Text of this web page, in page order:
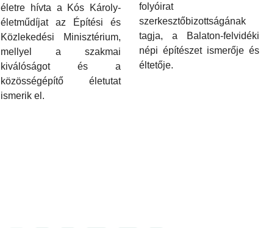
életre hívta a Kós Károly-
életműdíjat az Építési és
Közlekedési Minisztérium,
mellyel a szakmai
kiválóságot és a
közösségépítő életutat
ismerik el.
folyóirat
szerkesztőbizottságának
tagja, a Balaton-felvidéki
népi építészet ismerője és
éltetője.